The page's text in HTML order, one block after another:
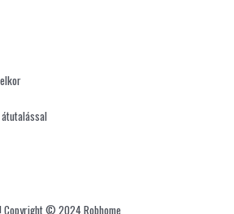
Copyright © 2024 Robhome